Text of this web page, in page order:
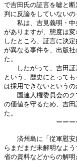
で吉田氏の証言を嘘と
判に反論をしていないの
私は、吉見義明・中
がありますが、態度は
したところ、証言に決
が異なる事件を、出版
た。
したがって、吉田証
という、歴史にとって
は採用できないという
国連人権委員会のク
の価値を守るため、吉
た。
ーーーーーーー
済州島に「従軍慰安
らまだまだ未解明なよ
省の資料などからの解